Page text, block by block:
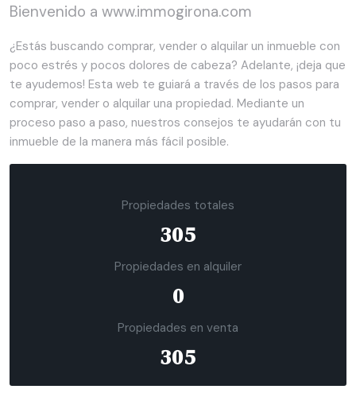
Bienvenido a www.immogirona.com
¿Estás buscando comprar, vender o alquilar un inmueble con
poco estrés y pocos dolores de cabeza? Adelante, ¡deja que
te ayudemos! Esta web te guiará a través de los pasos para
comprar, vender o alquilar una propiedad. Mediante un
proceso paso a paso, nuestros consejos te ayudarán con tu
inmueble de la manera más fácil posible.
Propiedades totales
305
Propiedades en alquiler
0
Propiedades en venta
305